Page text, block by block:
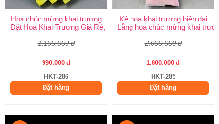
Hoa chúc mừng khai trương
Đặt Hoa Khai Trương Giá Rẻ, Đẹp Sang Trọng – Shop Hoa Khai
1.100.000 đ
990.000 đ
HKT-286
Đặt hàng
Kệ hoa khai trương hiện đại
Lẵng hoa chúc mừng khai
2.000.000 đ
1.800.000 đ
HKT-285
Đặt hàng